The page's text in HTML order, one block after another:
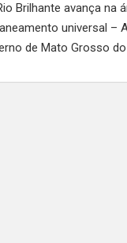
Brilhante avança na
universal –
de Mato Grosso do